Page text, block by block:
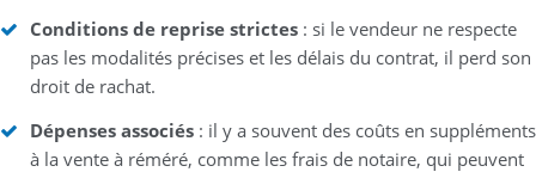
Conditions de reprise strictes : si le vendeur ne respecte
pas les modalités précises et les délais du contrat, il perd son
droit de rachat.
Dépenses associés : il y a souvent des coûts en suppléments
à la vente à réméré, comme les frais de notaire, qui peuvent